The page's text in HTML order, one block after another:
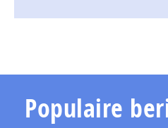
Populaire